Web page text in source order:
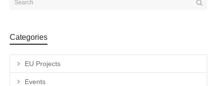
Categories
EU Projects
Events